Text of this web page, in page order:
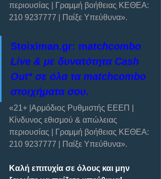
περιουσίας | Γραμμή βοήθειας ΚΕΘΕΑ:
210 9237777 | Παίξε Υπεύθυνα».
Stoiximan.gr: matchcombo
Live & με δυνατότητα Cash
Out* σε όλα τα matchcombo
στοιχήματα σου.
«21+ |Αρμόδιος Ρυθμιστής ΕΕΕΠ |
Κίνδυνος εθισμού & απώλειας
περιουσίας | Γραμμή βοήθειας ΚΕΘΕΑ:
210 9237777 | Παίξε Υπεύθυνα».
Καλή επιτυχία σε όλους και μην